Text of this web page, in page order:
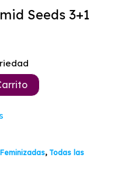
Seeds 3+1
, Todas las